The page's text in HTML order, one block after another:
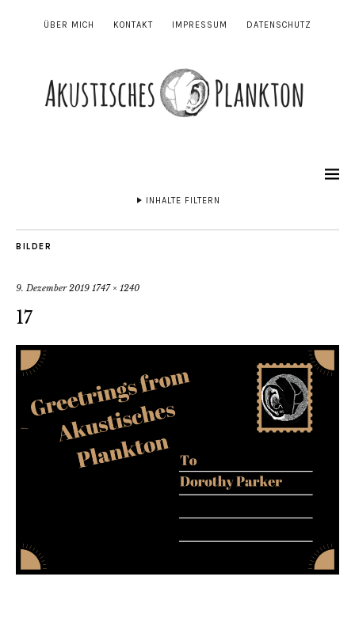
ÜBER MICH KONTAKT IMPRESSUM DATENSCHUTZ
INHALTE FILTERN
BILDER
9. Dezember 2019 1747 × 1240
17